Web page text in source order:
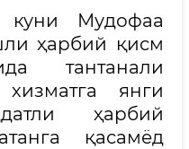
куни Мудофаа
ҳарбий қисм
тантанали
янги
ҳарбий
қасамёд